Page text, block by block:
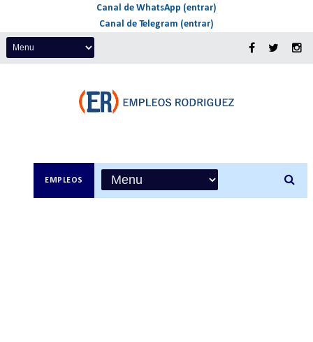
Canal de WhatsApp (entrar)
Canal de Telegram (entrar)
EMPLEOS